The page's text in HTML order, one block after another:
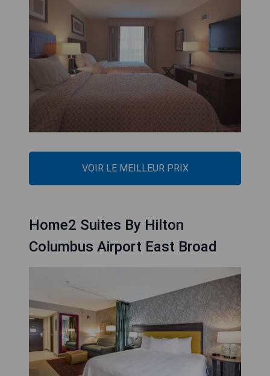
VOIR LE MEILLEUR PRIX
Home2 Suites By Hilton
Columbus Airport East Broad